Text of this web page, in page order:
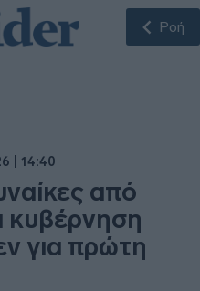
Ροή
| 14:40
από
κυβέρνηση
για πρώτη